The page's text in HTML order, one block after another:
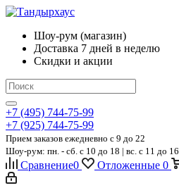
Шоу-рум (магазин)
Доставка 7 дней в неделю
Скидки и акции
+7 (495) 744-75-99
+7 (925) 744-75-99
Прием заказов ежедневно c 9 до 22
Шоу-рум: пн. - сб. с 10 до 18 | вс. с 11 до 16
Сравнение0 Отложенные 0